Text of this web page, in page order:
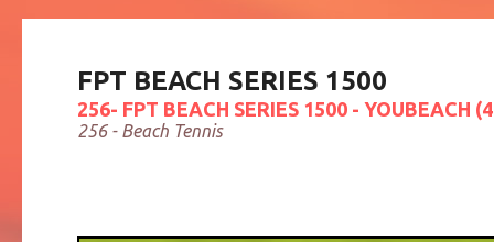
FPT BEACH SERIES 1500
256- FPT BEACH SERIES 1500 - YOUBEACH
256 - Beach Tennis